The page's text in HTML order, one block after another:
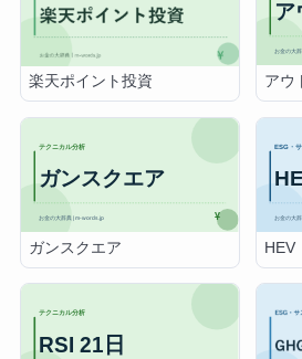
楽天ポイント投資 アウ
ガンスクエア HEV